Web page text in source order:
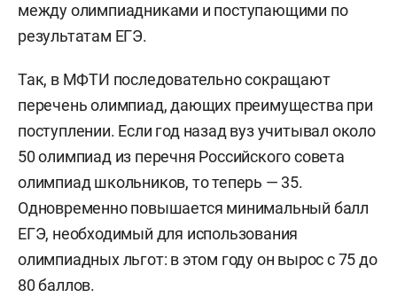
между олимпиадниками и поступающими по
результатам ЕГЭ.
Так, в МФТИ последовательно сокращают
перечень олимпиад, дающих преимущества при
поступлении. Если год назад вуз учитывал около
50 олимпиад из перечня Российского совета
олимпиад школьников, то теперь — 35.
Одновременно повышается минимальный балл
ЕГЭ, необходимый для использования
олимпиадных льгот: в этом году он вырос с 75 до
80 баллов.